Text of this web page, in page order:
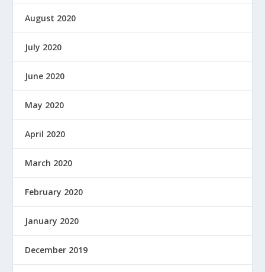
August 2020
July 2020
June 2020
May 2020
April 2020
March 2020
February 2020
January 2020
December 2019